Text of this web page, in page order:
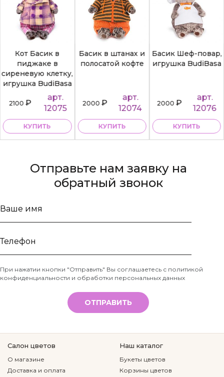
Кот Басик в
пиджаке в
сиреневую клетку,
игрушка BudiBasa
2100₽
арт.
12075
КУПИТЬ
Басик в штанах и
полосатой кофте
2000₽
арт.
12074
КУПИТЬ
Басик Шеф-повар,
игрушка BudiBasa
2000₽
арт.
12076
КУПИТЬ
Отправьте нам заявку на
обратный звонок
Ваше
Телефон
*
При нажатии кнопки "Отправить" Вы соглашаетесь с политикой
конфиденциальности и обработки персональных данных
ОТПРАВИТЬ
Салон цветов
О магазине
Доставка и оплата
Наш каталог
Букеты цветов
Корзины цветов